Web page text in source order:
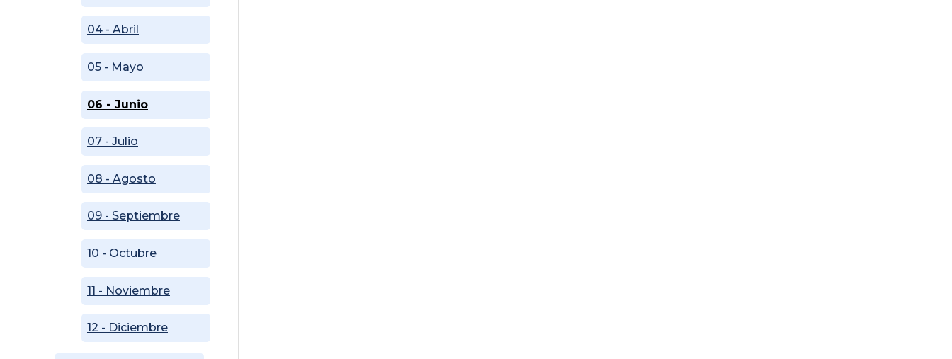
04 - Abril
05 - Mayo
06 - Junio
07 - Julio
08 - Agosto
09 - Septiembre
10 - Octubre
11 - Noviembre
12 - Diciembre